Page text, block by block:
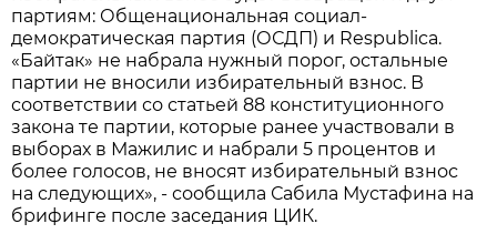
партиям: Общенациональная социал-
демократическая партия (ОСДП) и Respublica.
«Байтак» не набрала нужный порог, остальные
партии не вносили избирательный взнос. В
соответствии со статьей 88 конституционного
закона те партии, которые ранее участвовали в
выборах в Мажилис и набрали 5 процентов и
более голосов, не вносят избирательный взнос
на следующих», - сообщила Сабила Мустафина на
брифинге после заседания ЦИК.